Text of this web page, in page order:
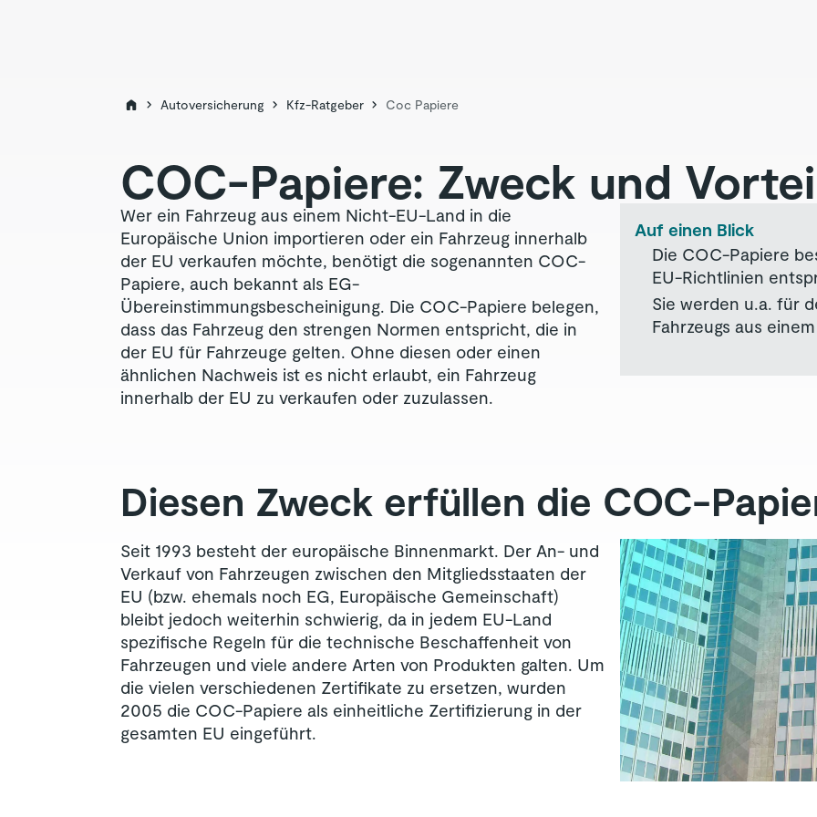
Autoversicherung Kfz-Ratgeber Coc Papiere
COC-Papiere: Zweck und
Wer ein Fahrzeug aus einem Nicht-EU-Land in die
Europäische Union importieren oder ein Fahrzeug innerhalb
der EU verkaufen möchte, benötigt die sogenannten COC-
Papiere, auch bekannt als EG-
Übereinstimmungsbescheinigung. Die COC-Papiere belegen,
dass das Fahrzeug den strengen Normen entspricht, die in
der EU für Fahrzeuge gelten. Ohne diesen oder einen
ähnlichen Nachweis ist es nicht erlaubt, ein Fahrzeug
innerhalb der EU zu verkaufen oder zuzulassen.
Auf einen Blick
Die COC-Papiere
EU-Richtlinien
Sie werden u.a. für
Fahrzeugs aus
Diesen Zweck erfüllen die COC-
Seit 1993 besteht der europäische Binnenmarkt. Der An- und
Verkauf von Fahrzeugen zwischen den Mitgliedsstaaten der
EU (bzw. ehemals noch EG, Europäische Gemeinschaft)
bleibt jedoch weiterhin schwierig, da in jedem EU-Land
spezifische Regeln für die technische Beschaffenheit von
Fahrzeugen und viele andere Arten von Produkten galten. Um
die vielen verschiedenen Zertifikate zu ersetzen, wurden
2005 die COC-Papiere als einheitliche Zertifizierung in der
gesamten EU eingeführt.